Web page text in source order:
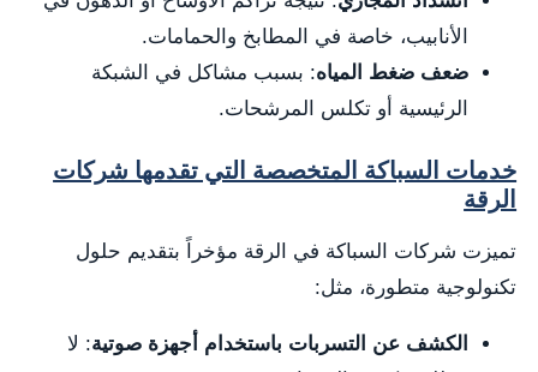
الأنابيب، خاصة في المطابخ والحمامات.
ضعف ضغط المياه: بسبب مشاكل في الشبكة
الرئيسية أو تكلس المرشحات.
خدمات السباكة المتخصصة التي تقدمها شركات
الرقة
تميزت شركات السباكة في الرقة مؤخراً بتقديم حلول
تكنولوجية متطورة، مثل:
الكشف عن التسربات باستخدام أجهزة صوتية: لا